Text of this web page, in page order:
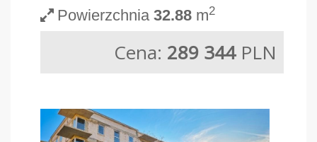
Powierzchnia32.88 m2
Cena: 289 344 PLN